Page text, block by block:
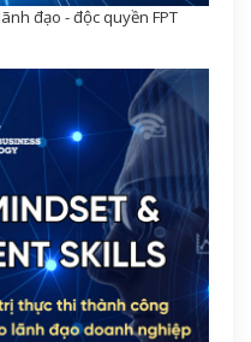
đạo - độc quyền FPT